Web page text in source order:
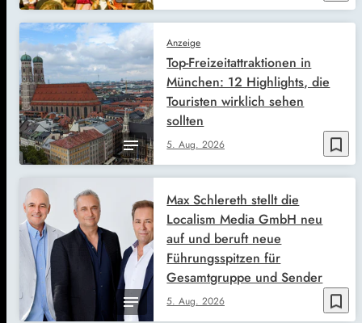
bookmark_border
Anzeige
5. Aug. 2026
Top-Freizeitattraktionen in
München: 12 Highlights, die
Touristen wirklich sehen
sollten
bookmark_border
5. Aug. 2026
Max Schlereth stellt die
Localism Media GmbH neu
auf und beruft neue
Führungsspitzen für
Gesamtgruppe und Sender